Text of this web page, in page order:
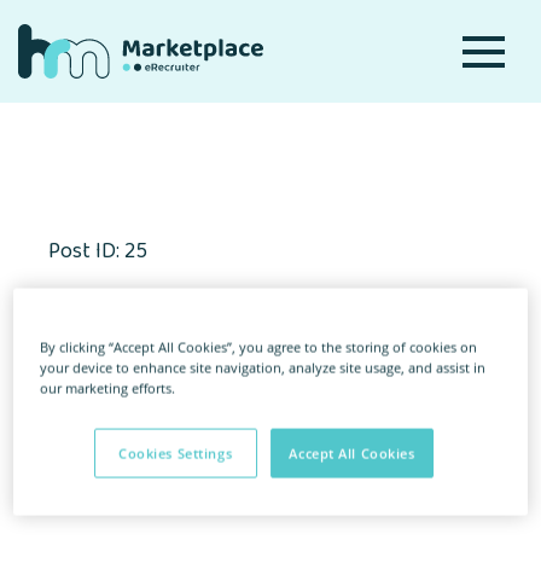
Post ID: 25
By clicking “Accept All Cookies”, you agree to the storing of cookies on
your device to enhance site navigation, analyze site usage, and assist in
our marketing efforts.
Accept All Cookies
Cookies Settings